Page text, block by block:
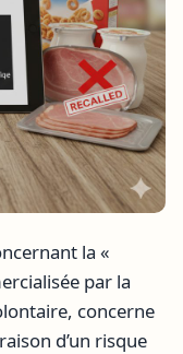
la «
par la
concerne
d’un risque